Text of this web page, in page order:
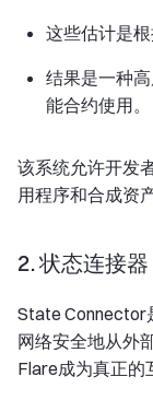
这些估计是
结果是一种
能合约使用。
该系统允许开发
用程序和合成资
2. 状态连接器
State Connector
网络安全地从外
Flare成为真正的